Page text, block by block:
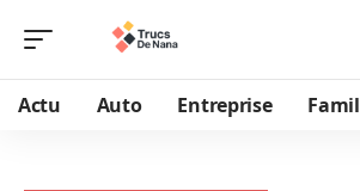
Actu Auto Entreprise